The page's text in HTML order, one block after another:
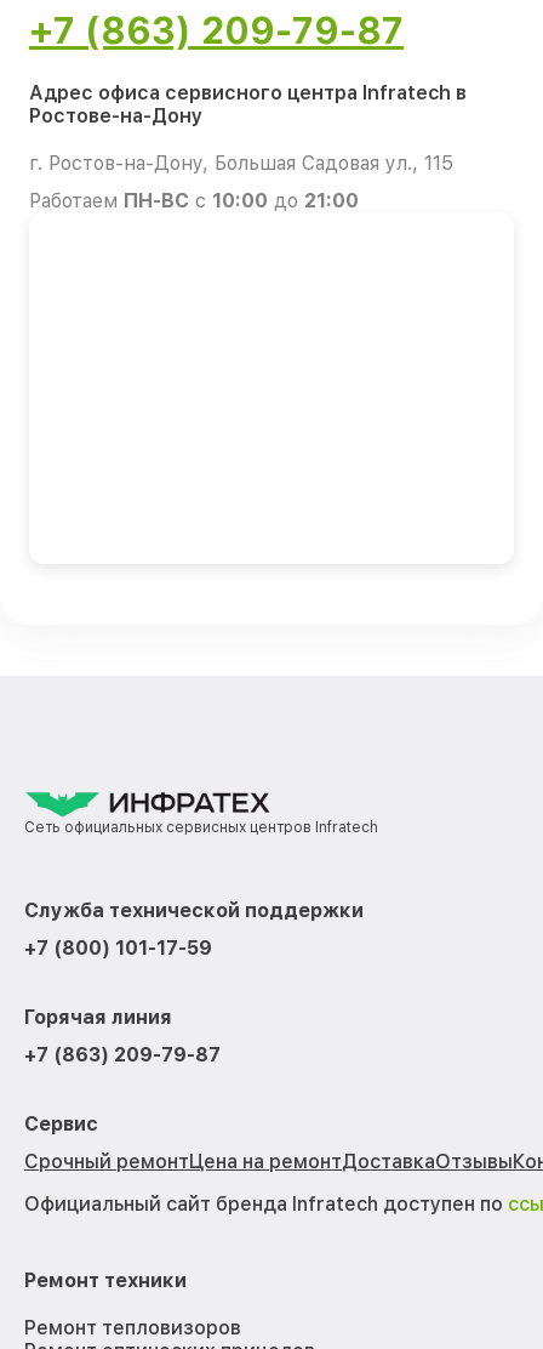
+7 (863) 209-79-87
Адрес офиса сервисного центра Infratech в
Ростове-на-Дону
г. Ростов-на-Дону, Большая Садовая ул., 115
Работаем ПН-ВС с 10:00 до 21:00
Сеть официальных сервисных центров Infratech
Служба технической поддержки
+7 (800) 101-17-59
Горячая линия
+7 (863) 209-79-87
Сервис
Срочный ремонтЦена на ремонтДоставкаОтзывы
Официальный сайт бренда Infratech доступен по
Ремонт техники
Ремонт тепловизоров